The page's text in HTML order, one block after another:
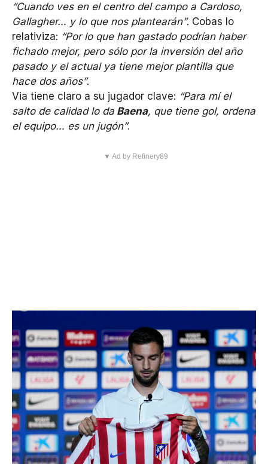
“Cuando ves en el centro del campo a Cardoso,
Gallagher… y lo que nos plantearán”. Cobas lo
relativiza: “Por lo que han gastado podrían haber
fichado mejor, pero sólo por la inversión del año
pasado y el actual ya tiene mejor plantilla que
hace dos años”.
Via tiene claro a su jugador clave: “Para mí el
salto de calidad lo da Baena, que tiene gol, ordena
el equipo… es un jugón”.
▼ Ad by Refinery89